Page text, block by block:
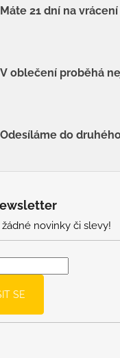
Máte 21 dní na vrácení
V oblečení proběhá
Odesíláme do
novinky či slevy!
SE